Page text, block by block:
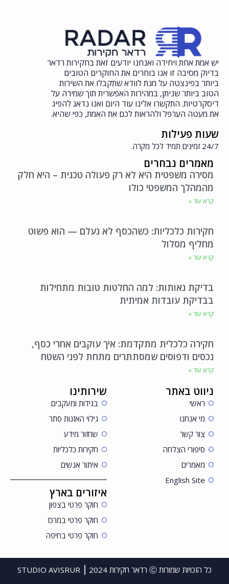
יש אמת אחת ויחידה ואנחנו יודעים זאת בחקירות רדאר
בדיוק מסיבה זו אנו בוחרים את החוקרים הטובים
ביותר בפינצטה על מנת לוודא שתקבלו את השירות
הטוב ביותר שניתן, במהירות האפשרית תוך שמירה על
דיסקרטיות. התקשרו אלינו עוד היום ואנו נדאג להפיג
את מעטה הערפל ולהראות לכם את האמת, כפי שהיא.
שעות פעילות
24/7 זמינים תמיד לכל מקרה.
מאמרים נבחרים
מסירה משפטית היא לא רק פעולה טכנית – היא חלק
מהמהלך המשפטי כולו
קרא עוד »
חקירות כלכליות: כשהכסף לא נעלם — הוא פשוט
מחליף מסלול
קרא עוד »
בדיקת נאותות: למה החלטות טובות מתחילות
בבדיקת עובדות אמיתית
קרא עוד »
חקירה כלכלית מתקדמת: איך עוקבים אחרי כסף,
נכסים ודפוסים שמסתתרים מתחת לפני השטח
קרא עוד »
ניווט באתר
ראשי
מי אנחנו
צור קשר
סיפורי הצלחה
מאמרים
English Site
שירותינו
בגידות ומעקבים
גילוי האזנות סתר
שחזור מידע
חקירות כלכליות
איתור אנשים
איזורים בארץ
חוקר פרטי בצפון
חוקר פרטי במרכז
חוקר פרטי בחיפה
כל הזכויות שמורות Ⓒ רדאר חקירות 2024 STUDIO AVISRUR